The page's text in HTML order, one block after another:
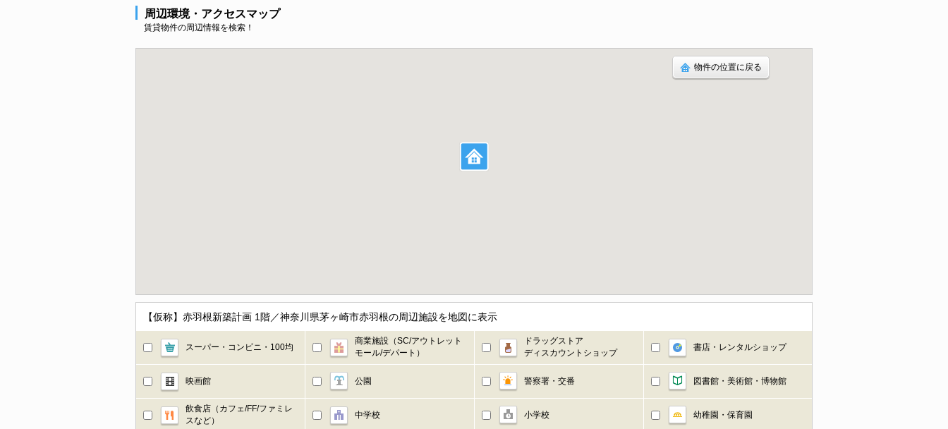
周辺環境・アクセスマップ
賃貸物件の周辺情報を検索！
物件の位置に戻る
【仮称】赤羽根新築計画 1階／神奈川県茅ヶ崎市赤羽根の周辺施設を地図に表示
スーパー・コンビニ・100均
商業施設（SC/アウトレット
モール/デパート）
ドラッグストア
ディスカウントショップ
書店・レンタルショップ
映画館 公園 警察署・交番 図書館・美術館・博物館
飲食店（カフェ/FF/ファミレ
スなど）
中学校 小学校 幼稚園・保育園